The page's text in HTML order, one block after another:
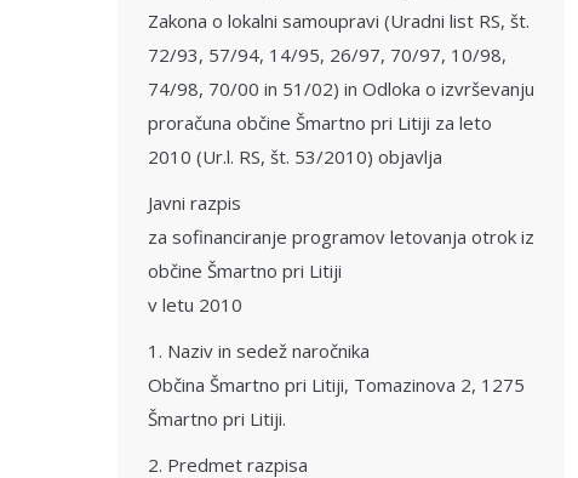
Zakona o lokalni samoupravi (Uradni list RS, št.
72/93, 57/94, 14/95, 26/97, 70/97, 10/98,
74/98, 70/00 in 51/02) in Odloka o izvrševanju
proračuna občine Šmartno pri Litiji za leto
2010 (Ur.l. RS, št. 53/2010) objavlja
Javni razpis
za sofinanciranje programov letovanja otrok iz
občine Šmartno pri Litiji
v letu 2010
1. Naziv in sedež naročnika
Občina Šmartno pri Litiji, Tomazinova 2, 1275
Šmartno pri Litiji.
2. Predmet razpisa